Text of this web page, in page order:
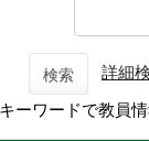
検索
詳細
ーワードで教員情